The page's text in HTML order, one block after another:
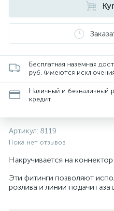
Бесплатная наземная
руб. (имеются
Наличный и безналичный
кредит
Артикул: 8119
Пока нет отзывов
Накручивается на коннектор
Эти фитинги позволяют
розлива и линии подачи газа